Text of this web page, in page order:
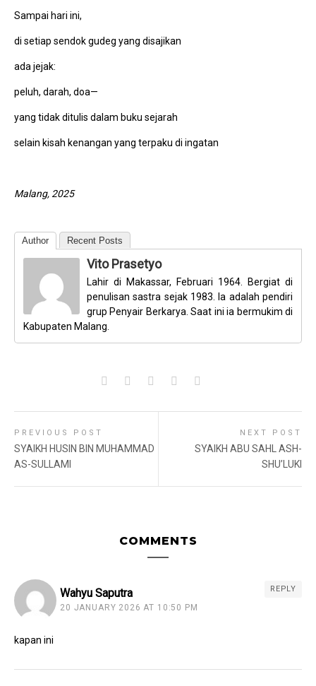
Sampai hari ini,
di setiap sendok gudeg yang disajikan
ada jejak:
peluh, darah, doa—
yang tidak ditulis dalam buku sejarah
selain kisah kenangan yang terpaku di ingatan
Malang, 2025
Author Recent Posts
Vito Prasetyo
Lahir di Makassar, Februari 1964. Bergiat di
penulisan sastra sejak 1983. Ia adalah pendiri
grup Penyair Berkarya. Saat ini ia bermukim di
Kabupaten Malang.
PREVIOUS POST
SYAIKH HUSIN BIN MUHAMMAD
AS-SULLAMI
NEXT POST
SYAIKH ABU SAHL ASH-
SHU’LUKI
COMMENTS
Wahyu Saputra
20 JANUARY 2026 AT 10:50 PM
REPLY
kapan ini